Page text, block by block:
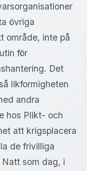
övriga
område, inte på
för
Det
likformigheten
andra
hos Plikt- och
att krigsplacera
de frivilliga
som dag, i